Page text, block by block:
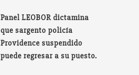
Panel LEOBOR dictamina
que sargento policía
Providence suspendido
puede regresar a su puesto.